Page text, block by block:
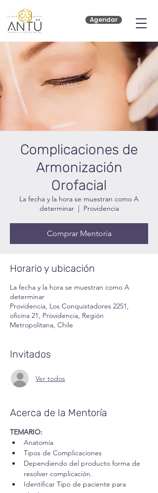
Agendar
Complicaciones de
Armonización
Orofacial
La fecha y la hora se muestran como A
determinar
  |
Providencia
Comprar Mentoría
Horario y ubicación
La fecha y la hora se muestran como A
determinar
Providencia, Los Conquistadores 2251,
oficina 21, Providencia, Región
Metropolitana, Chile
Invitados
Ver todos
Acerca de la Mentoría
TEMARIO:
Anatomía
Tipos de Complicaciones
Dependiendo del producto forma de
resolver complicación.
Identificar Tipo de paciente para